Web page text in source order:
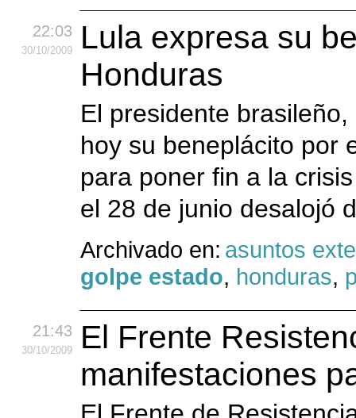
22:03
30/10/2009
Lula expresa su
Honduras
El presidente
hoy su beneplácito por
para poner fin a la
el 28 de junio desalojó
Archivado en: asuntos
golpe estado, honduras,
21:43
30/10/2009
El Frente
manifestaciones